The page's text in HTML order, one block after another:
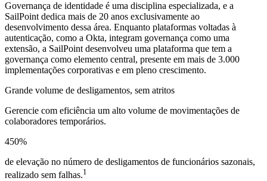
Governança de identidade é uma disciplina especializada, e a
SailPoint dedica mais de 20 anos exclusivamente ao
desenvolvimento dessa área. Enquanto plataformas voltadas à
autenticação, como a Okta, integram governança como uma
extensão, a SailPoint desenvolveu uma plataforma que tem a
governança como elemento central, presente em mais de 3.000
implementações corporativas e em pleno crescimento.
Grande volume de desligamentos, sem atritos
Gerencie com eficiência um alto volume de movimentações de
colaboradores temporários.
450%
de elevação no número de desligamentos de funcionários sazonais,
realizado sem falhas.1